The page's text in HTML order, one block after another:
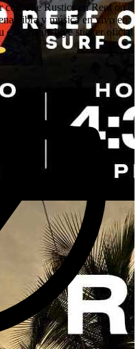
con The Rustics en Reef on
vibra y música en vivo en
entrada incluye sticker oficial